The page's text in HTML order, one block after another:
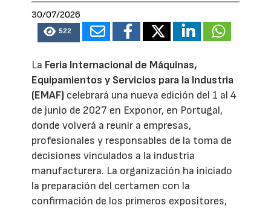
30/07/2026
522
La Feria Internacional de Máquinas,
Equipamientos y Servicios para la Industria
(EMAF) celebrará una nueva edición del 1 al 4
de junio de 2027 en Exponor, en Portugal,
donde volverá a reunir a empresas,
profesionales y responsables de la toma de
decisiones vinculados a la industria
manufacturera. La organización ha iniciado
la preparación del certamen con la
confirmación de los primeros expositores,